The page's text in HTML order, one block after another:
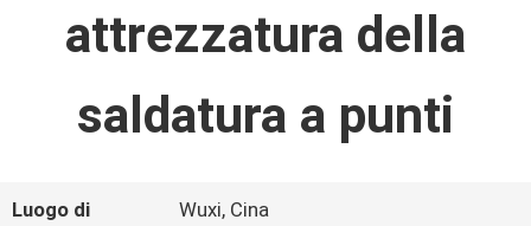
FABBRICA
attrezzatura della
saldatura a punti
Luogo di
Wuxi, Cina